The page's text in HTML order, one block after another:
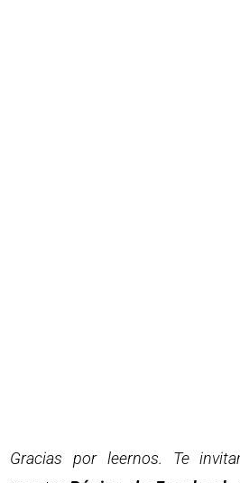
Gracias por leernos. Te